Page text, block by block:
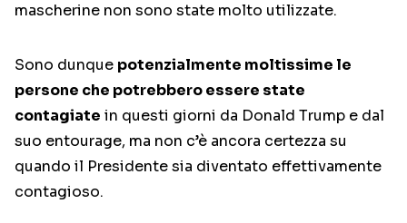
mascherine non sono state molto utilizzate.
Sono dunque potenzialmente moltissime le
persone che potrebbero essere state
contagiate in questi giorni da Donald Trump e dal
suo entourage, ma non c’è ancora certezza su
quando il Presidente sia diventato effettivamente
contagioso.